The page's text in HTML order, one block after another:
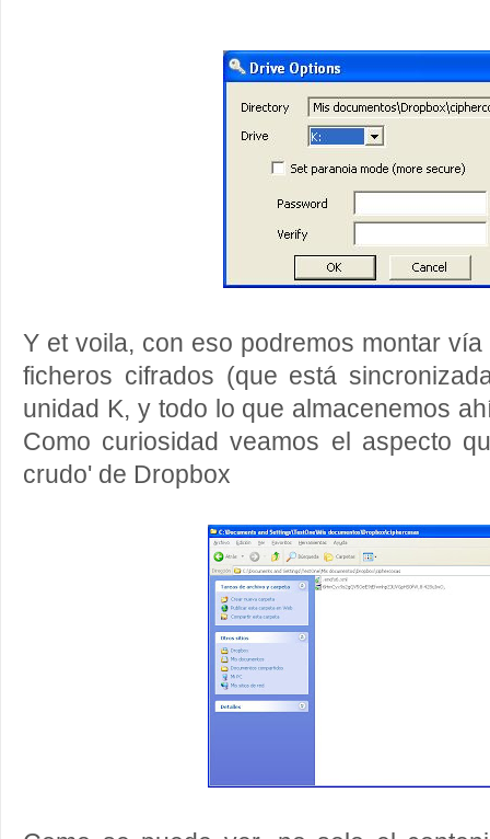
Y et voila, con eso podremos montar
ficheros cifrados (que está
unidad K, y todo lo que almacenemos
Como curiosidad veamos el aspecto
crudo' de Dropbox